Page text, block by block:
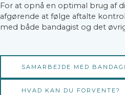
For at opnå en optimal brug af
afgørende at følge aftalte
med både bandagist og det
SAMARBEJDE MED
HVAD KAN DU FORVENTE?